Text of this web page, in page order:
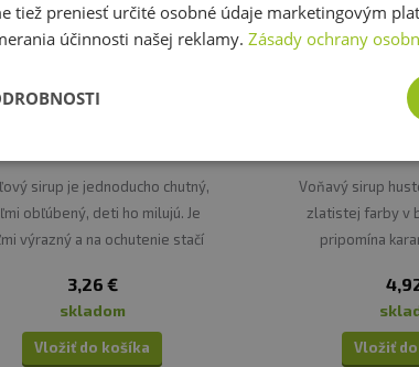
sirup je jednoducho chutný,
obľúbený, deti ho milujú. Je
výrazný a na ochutenie stačí
samotný alebo s miskou
krupice.
3,26 €
skladom
Vložiť do košíka
Country life BIO
Voňavý sirup
zlatistej farby v
pripomína
cukor na sladenie
teplej a
Vložiť
tiež preniesť určité osobné údaje marketingovým
účinnosti našej reklamy. Zásady ochrany